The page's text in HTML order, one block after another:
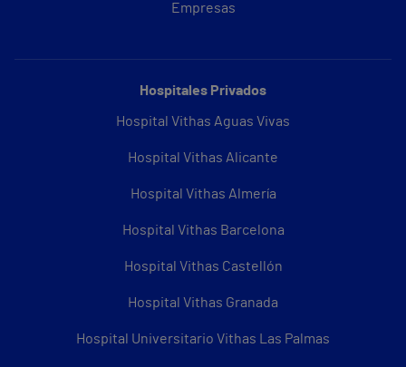
Empresas
Hospitales Privados
Hospital Vithas Aguas Vivas
Hospital Vithas Alicante
Hospital Vithas Almería
Hospital Vithas Barcelona
Hospital Vithas Castellón
Hospital Vithas Granada
Hospital Universitario Vithas Las Palmas